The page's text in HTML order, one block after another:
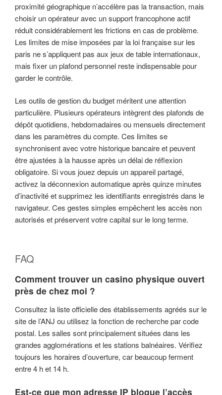
proximité géographique n’accélère pas la transaction, mais
choisir un opérateur avec un support francophone actif
réduit considérablement les frictions en cas de problème.
Les limites de mise imposées par la loi française sur les
paris ne s’appliquent pas aux jeux de table internationaux,
mais fixer un plafond personnel reste indispensable pour
garder le contrôle.
Les outils de gestion du budget méritent une attention
particulière. Plusieurs opérateurs intègrent des plafonds de
dépôt quotidiens, hebdomadaires ou mensuels directement
dans les paramètres du compte. Ces limites se
synchronisent avec votre historique bancaire et peuvent
être ajustées à la hausse après un délai de réflexion
obligatoire. Si vous jouez depuis un appareil partagé,
activez la déconnexion automatique après quinze minutes
d’inactivité et supprimez les identifiants enregistrés dans le
navigateur. Ces gestes simples empêchent les accès non
autorisés et préservent votre capital sur le long terme.
FAQ
Comment trouver un casino physique ouvert
près de chez moi ?
Consultez la liste officielle des établissements agréés sur le
site de l’ANJ ou utilisez la fonction de recherche par code
postal. Les salles sont principalement situées dans les
grandes agglomérations et les stations balnéaires. Vérifiez
toujours les horaires d’ouverture, car beaucoup ferment
entre 4 h et 14 h.
Est-ce que mon adresse IP bloque l’accès